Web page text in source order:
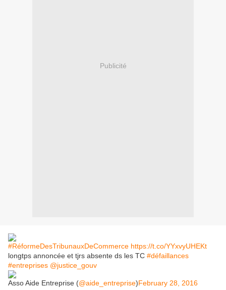
Publicité
#RéformeDesTribunauxDeCommerce https://t.co/YYxvyUHEKt
longtps annoncée et tjrs absente ds les TC #défaillances
#entreprises @justice_gouv
Asso Aide Entreprise (@aide_entreprise)February 28, 2016